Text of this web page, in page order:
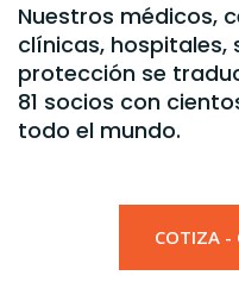
Nuestros médicos,
clínicas, hospitales,
protección se
81 socios con
todo el mundo.
COTIZA -